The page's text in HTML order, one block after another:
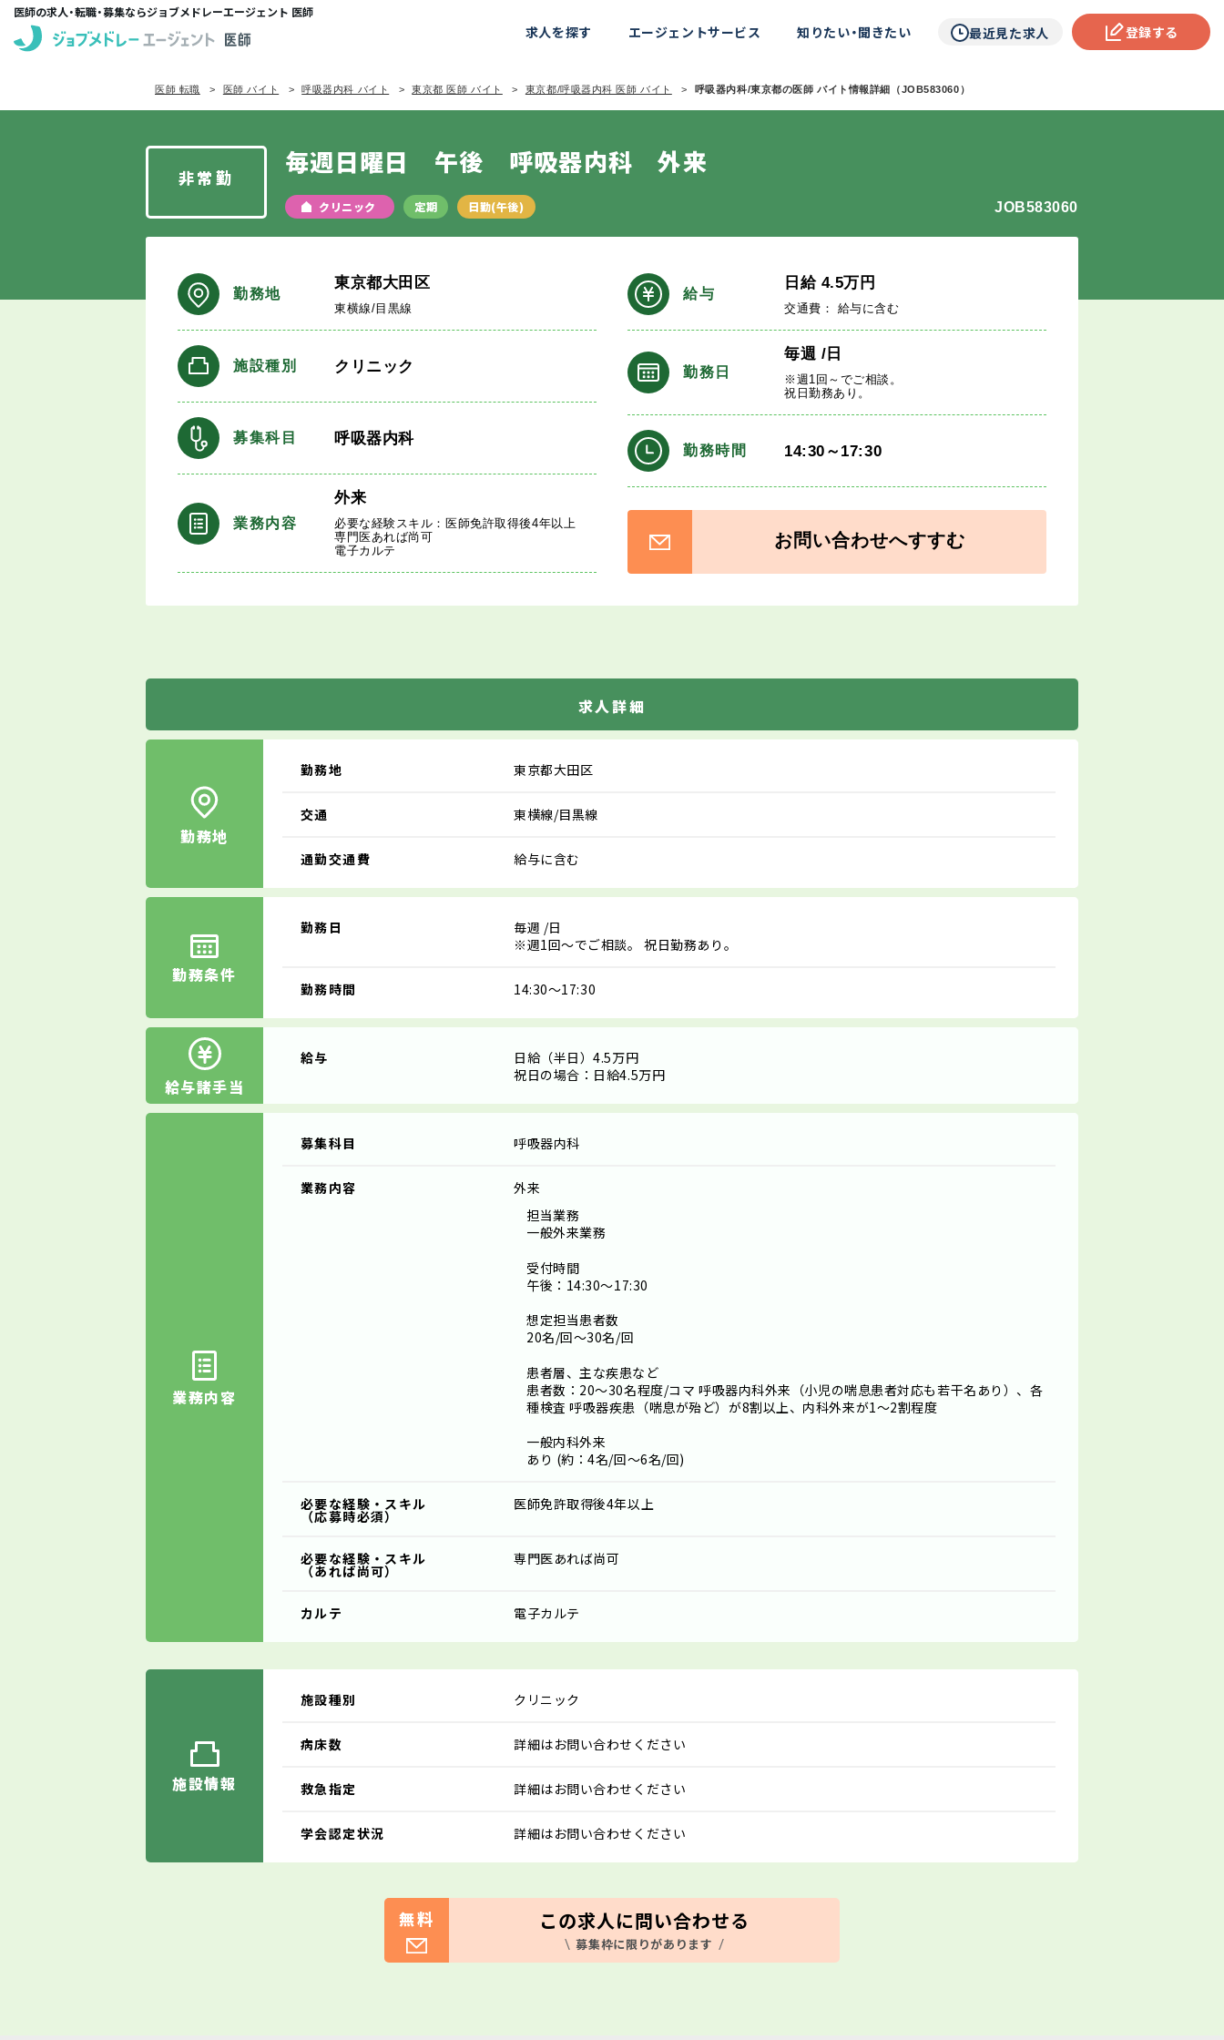
医師の求人・転職・募集ならジョブメドレーエージェント 医師
求人を探す エージェントサービス 知りたい・聞きたい 最近見た求人 登録する
医師 転職 医師 バイト 呼吸器内科 バイト 東京都 医師 バイト 東京都/呼吸器内科 医師 バイト 呼吸器内科/東京都の医師 バイト情報詳細（JOB583060）
非常勤 毎週日曜日 午後 呼吸器内科 外来
クリニック 定期 日勤(午後) JOB583060
勤務地
東京都大田区
東横線/目黒線
施設種別 クリニック
募集科目 呼吸器内科
業務内容
外来
必要な経験スキル：医師免許取得後4年以上
専門医あれば尚可
電子カルテ
給与
日給4.5万円
交通費： 給与に含む
勤務日
毎週 /日
※週1回～でご相談。
祝日勤務あり。
勤務時間 14:30～17:30
お問い合わせへすすむ
求人詳細
勤務地
勤務地 東京都大田区
交通 東横線/目黒線
通勤交通費 給与に含む
勤務条件
勤務日 毎週 /日
※週1回～でご相談。 祝日勤務あり。
勤務時間 14:30～17:30
給与諸手当
給与
日給（半日）4.5万円
祝日の場合：日給4.5万円
業務内容
募集科目 呼吸器内科
業務内容
外来
担当業務
一般外来業務
受付時間
午後：14:30～17:30
想定担当患者数
20名/回～30名/回
患者層、主な疾患など
患者数：20〜30名程度/コマ 呼吸器内科外来（小児の喘息患者対応も若干名あり）、各
種検査 呼吸器疾患（喘息が殆ど）が8割以上、内科外来が1～2割程度
一般内科外来
あり (約：4名/回～6名/回)
必要な経験・スキル
（応募時必須）
医師免許取得後4年以上
必要な経験・スキル
（あれば尚可）
専門医あれば尚可
カルテ 電子カルテ
施設情報
施設種別 クリニック
病床数 詳細はお問い合わせください
救急指定 詳細はお問い合わせください
学会認定状況 詳細はお問い合わせください
無料 この求人に問い合わせる
募集枠に限りがあります